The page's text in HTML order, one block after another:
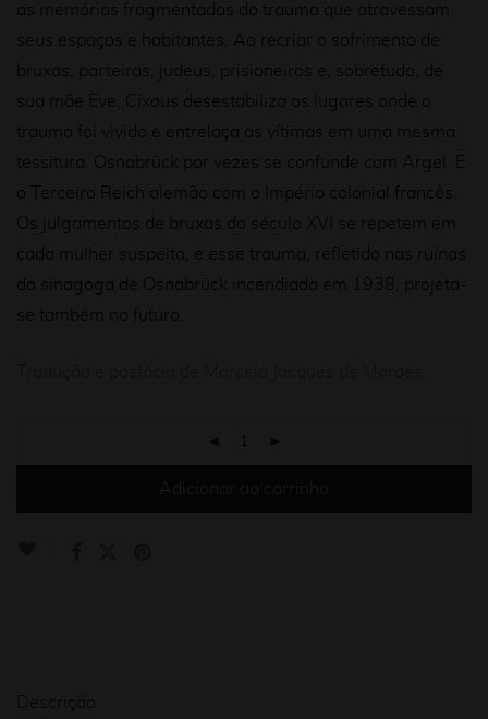
as memórias fragmentadas do trauma que atravessam
seus espaços e habitantes. Ao recriar o sofrimento de
bruxas, parteiras, judeus, prisioneiros e, sobretudo, de
sua mãe Ève, Cixous desestabiliza os lugares onde o
trauma foi vivido e entrelaça as vítimas em uma mesma
tessitura. Osnabrück por vezes se confunde com Argel. E
o Terceiro Reich alemão com o Império colonial francês.
Os julgamentos de bruxas do século XVI se repetem em
cada mulher suspeita, e esse trauma, refletido nas ruínas
da sinagoga de Osnabrück incendiada em 1938, projeta-
se também no futuro.